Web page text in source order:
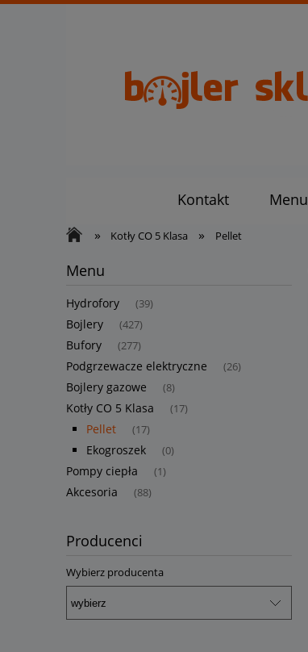
Kontakt Menu
» Kotły CO 5 Klasa » Pellet
Menu
Hydrofory (39)
Bojlery (427)
Bufory (277)
Podgrzewacze elektryczne (26)
Bojlery gazowe (8)
Kotły CO 5 Klasa (17)
Pellet (17)
Ekogroszek (0)
Pompy ciepła (1)
Akcesoria (88)
Producenci
Wybierz producenta